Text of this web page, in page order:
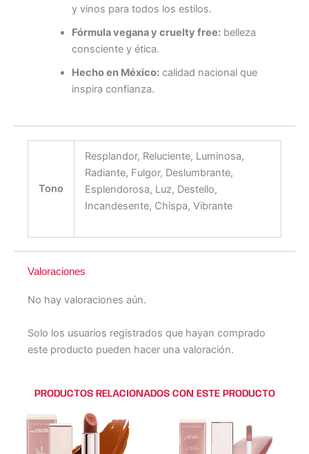
y vinos para todos los estilos.
Fórmula vegana y cruelty free:belleza
consciente y ética.
Hecho en México:calidad nacional que
inspira confianza.
Tono
Resplandor, Reluciente, Luminosa,
Radiante, Fulgor, Deslumbrante,
Esplendorosa, Luz, Destello,
Incandesente, Chispa, Vibrante
Valoraciones
No hay valoraciones aún.
Solo los usuarios registrados que hayan comprado
este producto pueden hacer una valoración.
PRODUCTOS RELACIONADOS CON ESTE PRODUCTO
producto
producto
producto
tiene
producto
tiene